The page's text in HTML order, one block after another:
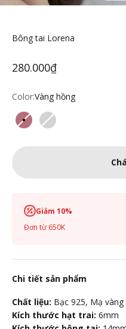
Bông tai Lorena
Giá Sale
280.000₫
Color:Vàng hồng
Vàng hồng
Bạc
Giảm 10%
Đơn từ 650K
Chi tiết sản phẩm
Chất liệu: Bạc 925, Mạ vàng
Kích thước hạt trai: 6mm